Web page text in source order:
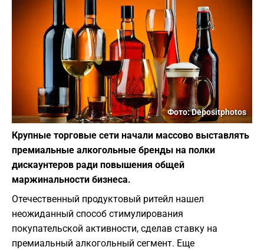
Фото: Depositphotos
Крупные торговые сети начали массово выставлять
премиальные алкогольные бренды на полки
дискаунтеров ради повышения общей
маржинальности бизнеса.
Отечественный продуктовый ритейл нашел
неожиданный способ стимулирования
покупательской активности, сделав ставку на
премиальный алкогольный сегмент. Еще